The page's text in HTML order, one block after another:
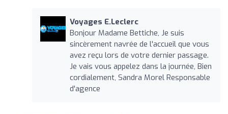
Voyages E.Leclerc
Bonjour Madame Bettiche, Je suis
sincèrement navrée de l'accueil que vous
avez reçu lors de votre dernier passage.
Je vais vous appelez dans la journée, Bien
cordialement, Sandra Morel Responsable
d'agence